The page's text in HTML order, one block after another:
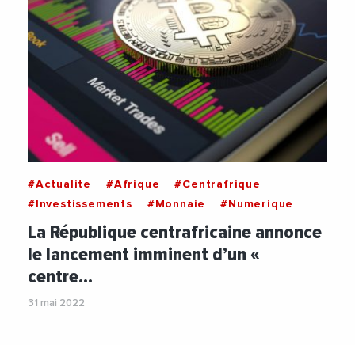
#Actualite #Afrique
#Centrafrique
#Investissements
#Monnaie #Numerique
La République centrafricaine annonce
le lancement imminent d’un «
centre…
31 mai 2022